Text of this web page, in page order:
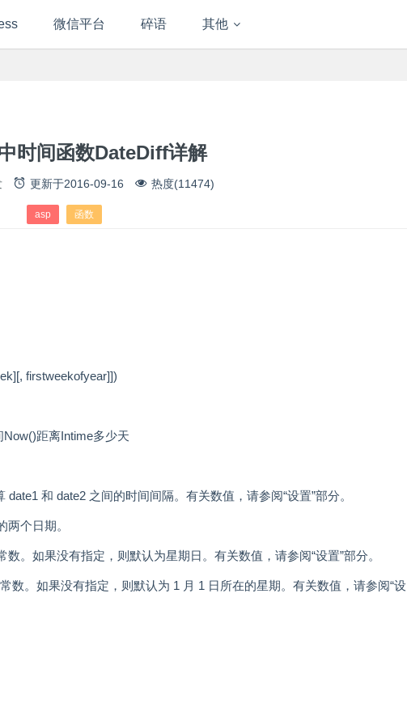
微信平台 碎语 其他
时间函数DateDiff详解
更新于2016-09-16 热度(11474)
asp 函数
firstweekofyear]])
距离Intime多少天
和 date2 之间的时间间隔。有关数值，请参阅“设置”部分。
个日期。
。如果没有指定，则默认为星期日。有关数值，请参阅“设置”部分。
数。如果没有指定，则默认为 1 月 1 日所在的星期。有关数值，请参阅“设